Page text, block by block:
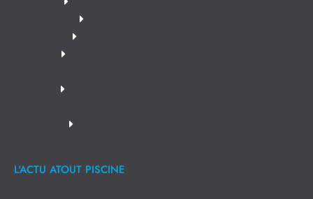
L'ACTU ATOUT PISCINE